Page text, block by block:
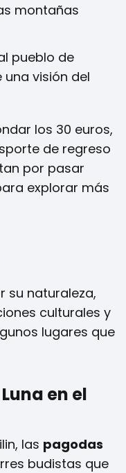
montañas
pueblo de
visión del
los 30 euros,
de regreso
por pasar
explorar más
su naturaleza,
culturales y
lugares que
en el
las pagodas
budistas que